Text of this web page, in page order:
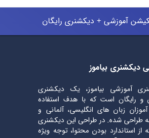
آموزشی + دیکشنری رایگان
دیکشنری بیاموز
آموزشی بیاموز، یک دیکشنری
و رایگان است که با هدف استفاده
زبان های انگلیسی، آلمانی و
طراحی شده. در طراحی این دیکشنری
از استاندارد بودن محتوا، توجه ویژه